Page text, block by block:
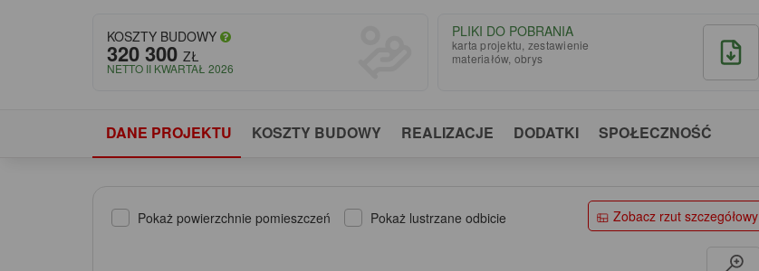
KOSZTY BUDOWY
320 300 ZŁ
NETTO II KWARTAŁ 2026
PLIKI DO POBRANIA
karta projektu, zestawienie
materiałów, obrys
DANE PROJEKTU KOSZTY BUDOWY REALIZACJE DODATKI SPOŁECZNOŚĆ
Pokaż powierzchnie pomieszczeń Pokaż lustrzane odbicie Zobacz rzut szczegółowy